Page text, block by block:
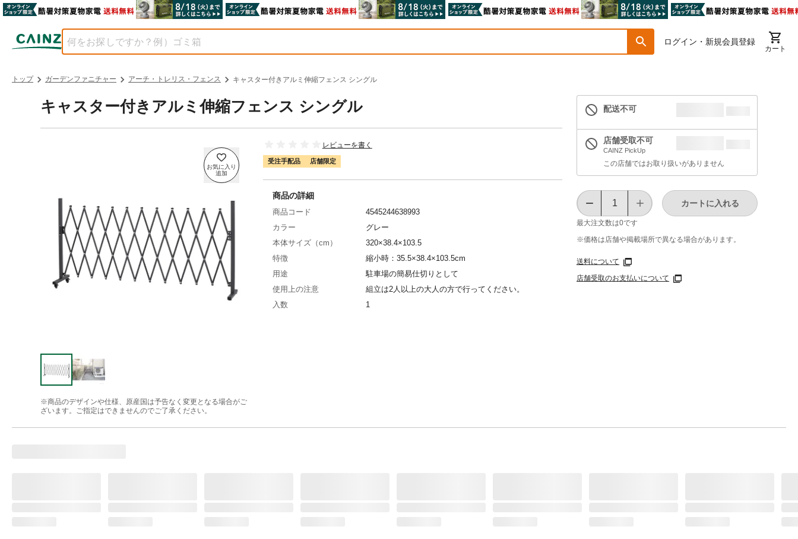
ログイン・新規会員登録
カート
トップ ガーデンファニチャー アーチ・トレリス・フェンス キャスター付きアルミ伸縮フェンス シングル
キャスター付きアルミ伸縮フェンス シングル
※商品のデザインや仕様、原産国は予告なく変更となる場合がご
ざいます。ご指定はできませんのでご了承ください。
レビューを書く
受注手配品 店舗限定
配送不可
店舗受取不可
CAINZ PickUp
この店舗ではお取り扱いがありません
最大注文数は0です
カートに入れる
※価格は​店舗や​掲載場所で​異なる​場合が​あります。
送料について
店舗受取のお支払いについて
商品の詳細
商品コード
4545244638993
カラー
グレー
本体サイズ（cm）
320×38.4×103.5
特徴
縮小時：35.5×38.4×103.5cm
用途
駐車場の簡易仕切りとして
使用上の注意
組立は2人以上の大人の方で行ってください。
入数
1